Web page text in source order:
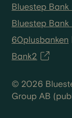
Bluestep Bank
Bluestep Bank
60plusbanken
Bank2
© 2026
Group AB